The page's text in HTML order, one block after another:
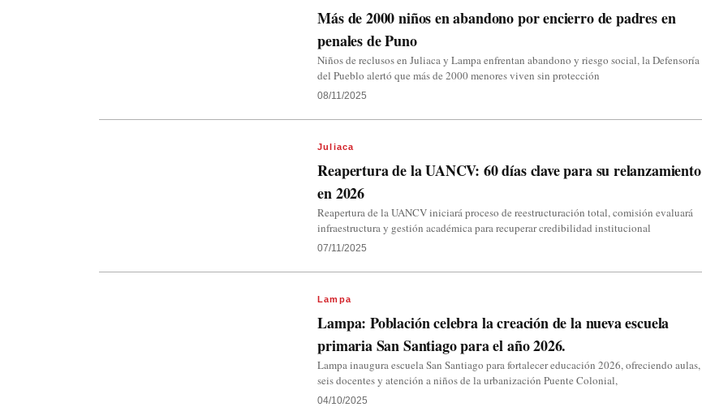
Más de 2000 niños en abandono por encierro de padres en
penales de Puno
Niños de reclusos en Juliaca y Lampa enfrentan abandono y riesgo social, la Defensoría
del Pueblo alertó que más de 2000 menores viven sin protección
08/11/2025
Juliaca
Reapertura de la UANCV: 60 días clave para su relanzamiento
en 2026
Reapertura de la UANCV iniciará proceso de reestructuración total, comisión evaluará
infraestructura y gestión académica para recuperar credibilidad institucional
07/11/2025
Lampa
Lampa: Población celebra la creación de la nueva escuela
primaria San Santiago para el año 2026.
Lampa inaugura escuela San Santiago para fortalecer educación 2026, ofreciendo aulas,
seis docentes y atención a niños de la urbanización Puente Colonial,
04/10/2025